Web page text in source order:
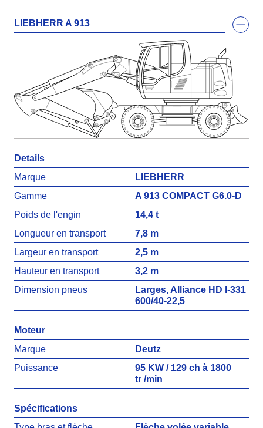
LIEBHERR A 913
Details
Marque
LIEBHERR
Gamme
A 913 COMPACT G6.0-D
Poids de l'engin
14,4 t
Longueur en transport
7,8 m
Largeur en transport
2,5 m
Hauteur en transport
3,2 m
Dimension pneus
Larges, Alliance HD l-331
600/40-22,5
Moteur
Marque
Deutz
Puissance
95 KW / 129 ch à 1800
tr /min
Spécifications